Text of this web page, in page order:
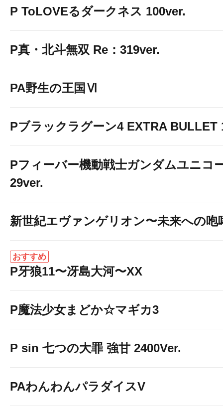
P ToLOVEるダークネス 100ver.
P真・北斗無双 Re：319ver.
PA野生の王国Ⅵ
Pブラックラグーン4 EXTRA BULLET
Pフィーバー機動戦士ガンダムユニコ
29ver.
新世紀エヴァンゲリオン〜未来への咆
おすすめ
P牙狼11〜冴島大河〜XX
P魔法少女まどか☆マギカ3
P sin 七つの大罪 強甘 2400Ver.
PAわんわんパラダイスV